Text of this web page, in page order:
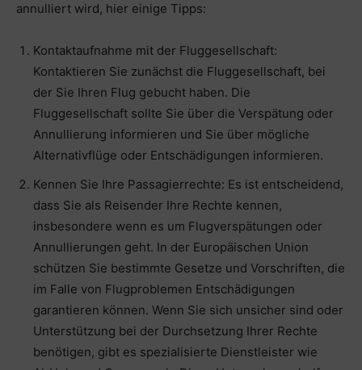
annulliert wird, hier einige Tipps:
Kontaktaufnahme mit der Fluggesellschaft:
Kontaktieren Sie zunächst die Fluggesellschaft, bei
der Sie Ihren Flug gebucht haben. Die
Fluggesellschaft sollte Sie über die Verspätung oder
Annullierung informieren und Sie über mögliche
Alternativflüge oder Entschädigungen informieren.
Kennen Sie Ihre Passagierrechte: Es ist entscheidend,
dass Sie als Reisender Ihre Rechte kennen,
insbesondere wenn es um Flugverspätungen oder
Annullierungen geht. In der Europäischen Union
schützen Sie bestimmte Gesetze und Vorschriften, die
im Falle von Flugproblemen Entschädigungen
garantieren können. Wenn Sie sich unsicher sind oder
Unterstützung bei der Durchsetzung Ihrer Rechte
benötigen, gibt es spezialisierte Dienstleister wie